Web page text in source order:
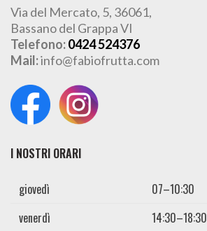
Via del Mercato, 5, 36061,
Bassano del Grappa VI
Telefono:0424 524376
Mail:info@fabiofrutta.com
I NOSTRI ORARI
giovedì
07–10:30
venerdì
14:30–18:30